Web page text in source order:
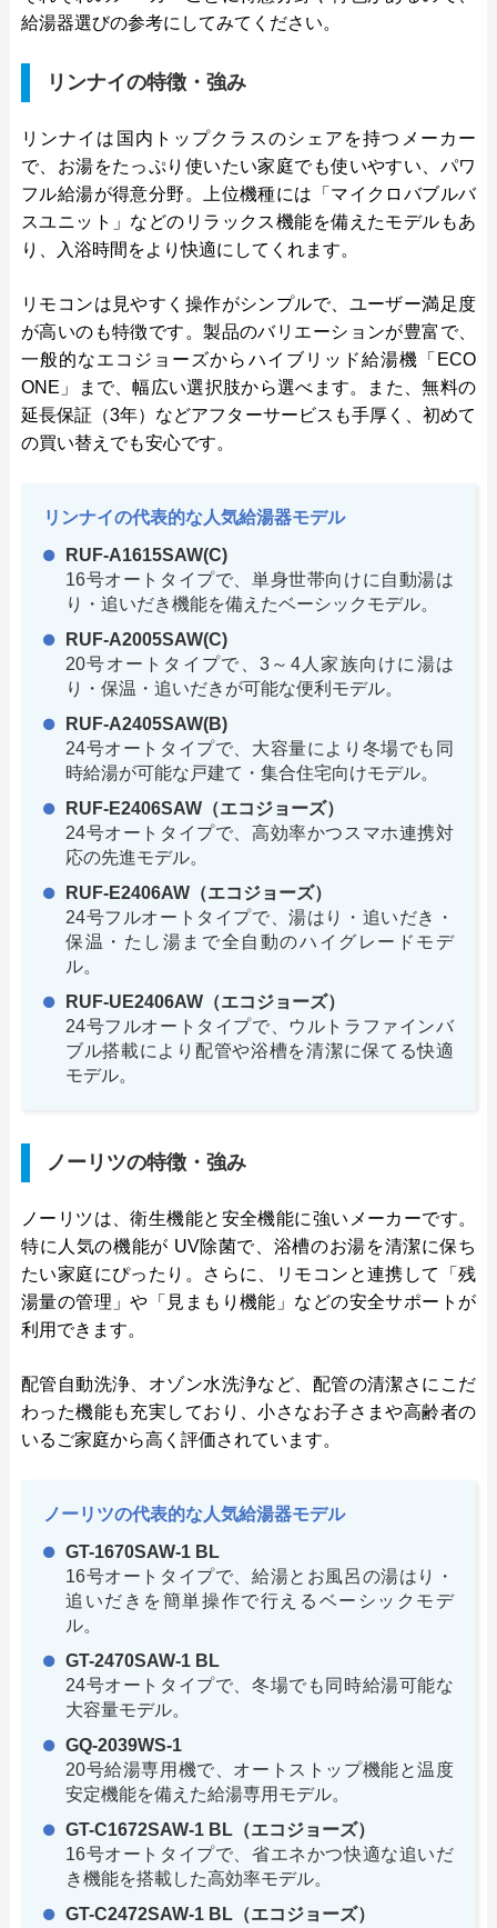
給湯器選びの参考にしてみてください。
リンナイの特徴・強み
リンナイは国内トップクラスのシェアを持つメーカー
で、お湯をたっぷり使いたい家庭でも使いやすい、パワ
フル給湯が得意分野。上位機種には「マイクロバブルバ
スユニット」などのリラックス機能を備えたモデルもあ
り、入浴時間をより快適にしてくれます。
リモコンは見やすく操作がシンプルで、ユーザー満足度
が高いのも特徴です。製品のバリエーションが豊富で、
一般的なエコジョーズからハイブリッド給湯機「ECO
ONE」まで、幅広い選択肢から選べます。また、無料の
延長保証（3年）などアフターサービスも手厚く、初めて
の買い替えでも安心です。
リンナイの代表的な人気給湯器モデル
RUF-A1615SAW(C)
16号オートタイプで、単身世帯向けに自動湯は
り・追いだき機能を備えたベーシックモデル。
RUF-A2005SAW(C)
20号オートタイプで、3～4人家族向けに湯は
り・保温・追いだきが可能な便利モデル。
RUF-A2405SAW(B)
24号オートタイプで、大容量により冬場でも同
時給湯が可能な戸建て・集合住宅向けモデル。
RUF-E2406SAW（エコジョーズ）
24号オートタイプで、高効率かつスマホ連携対
応の先進モデル。
RUF-E2406AW（エコジョーズ）
24号フルオートタイプで、湯はり・追いだき・
保温・たし湯まで全自動のハイグレードモデ
ル。
RUF-UE2406AW（エコジョーズ）
24号フルオートタイプで、ウルトラファインバ
ブル搭載により配管や浴槽を清潔に保てる快適
モデル。
ノーリツの特徴・強み
ノーリツは、衛生機能と安全機能に強いメーカーです。
特に人気の機能が UV除菌で、浴槽のお湯を清潔に保ち
たい家庭にぴったり。さらに、リモコンと連携して「残
湯量の管理」や「見まもり機能」などの安全サポートが
利用できます。
配管自動洗浄、オゾン水洗浄など、配管の清潔さにこだ
わった機能も充実しており、小さなお子さまや高齢者の
いるご家庭から高く評価されています。
ノーリツの代表的な人気給湯器モデル
GT-1670SAW-1 BL
16号オートタイプで、給湯とお風呂の湯はり・
追いだきを簡単操作で行えるベーシックモデ
ル。
GT-2470SAW-1 BL
24号オートタイプで、冬場でも同時給湯可能な
大容量モデル。
GQ-2039WS-1
20号給湯専用機で、オートストップ機能と温度
安定機能を備えた給湯専用モデル。
GT-C1672SAW-1 BL（エコジョーズ）
16号オートタイプで、省エネかつ快適な追いだ
き機能を搭載した高効率モデル。
GT-C2472SAW-1 BL（エコジョーズ）